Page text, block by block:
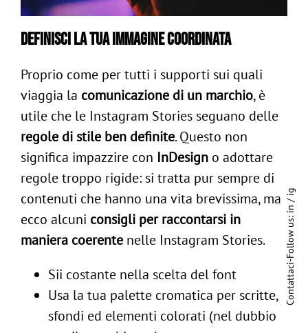
Contattaci
-
Follow us:
in
/
ig
Definisci la tua immagine coordinata
Proprio come per tutti i supporti sui quali
viaggia la comunicazione di un marchio, è
utile che le Instagram Stories seguano delle
regole di stile ben definite. Questo non
significa impazzire con InDesign o adottare
regole troppo rigide: si tratta pur sempre di
contenuti che hanno una vita brevissima, ma
ecco alcuni consigli per raccontarsi in
maniera coerente nelle Instagram Stories.
Sii costante nella scelta del font
Usa la tua palette cromatica per scritte,
sfondi ed elementi colorati (nel dubbio